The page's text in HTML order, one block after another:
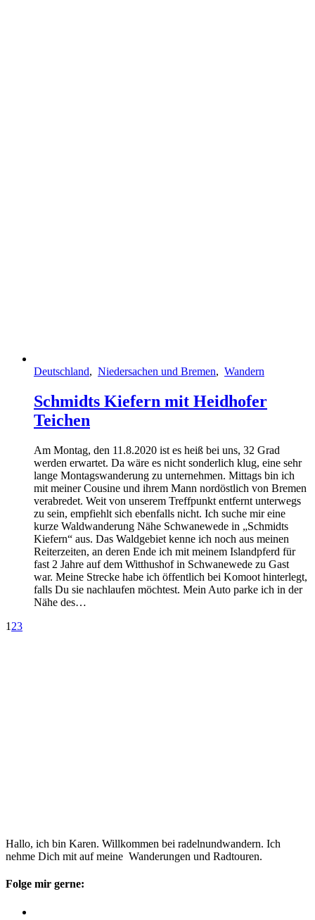
Deutschland, Niedersachen und Bremen, Wandern
Schmidts Kiefern mit Heidhofer
Teichen
Am Montag, den 11.8.2020 ist es heiß bei uns, 32 Grad
werden erwartet. Da wäre es nicht sonderlich klug, eine sehr
lange Montagswanderung zu unternehmen. Mittags bin ich
mit meiner Cousine und ihrem Mann nordöstlich von Bremen
verabredet. Weit von unserem Treffpunkt entfernt unterwegs
zu sein, empfiehlt sich ebenfalls nicht. Ich suche mir eine
kurze Waldwanderung Nähe Schwanewede in „Schmidts
Kiefern“ aus. Das Waldgebiet kenne ich noch aus meinen
Reiterzeiten, an deren Ende ich mit meinem Islandpferd für
fast 2 Jahre auf dem Witthushof in Schwanewede zu Gast
war. Meine Strecke habe ich öffentlich bei Komoot hinterlegt,
falls Du sie nachlaufen möchtest. Mein Auto parke ich in der
Nähe des…
1 23
Hallo, ich bin Karen. Willkommen bei radelnundwandern. Ich
nehme Dich mit auf meine Wanderungen und Radtouren.
Folge mir gerne: